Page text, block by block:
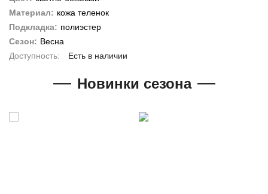
Материал: кожа теленок
Подкладка: полиэстер
Сезон: Весна
Есть в наличии
Новинки сезона